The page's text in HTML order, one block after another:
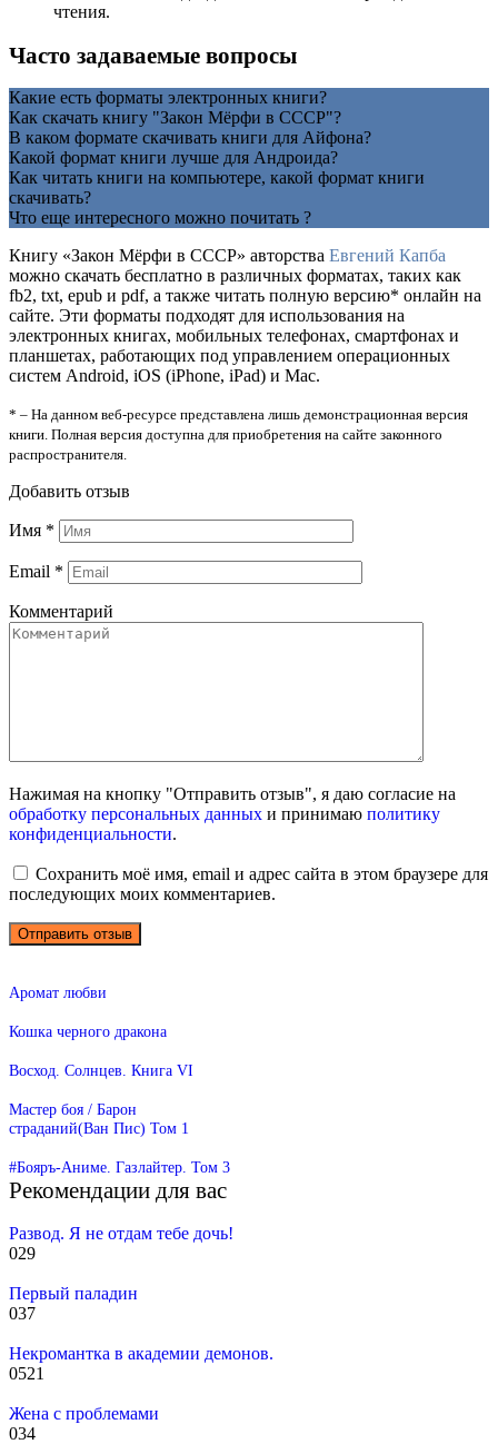
чтения.
Часто задаваемые вопросы
Какие есть форматы электронных книги?
Как скачать книгу "Закон Мёрфи в СССР"?
В каком формате скачивать книги для Айфона?
Какой формат книги лучше для Андроида?
Как читать книги на компьютере, какой формат книги
скачивать?
Что еще интересного можно почитать ?
Книгу «Закон Мёрфи в СССР» авторства Евгений Капба
можно скачать бесплатно в различных форматах, таких как
fb2, txt, epub и pdf, а также читать полную версию* онлайн на
сайте. Эти форматы подходят для использования на
электронных книгах, мобильных телефонах, смартфонах и
планшетах, работающих под управлением операционных
систем Android, iOS (iPhone, iPad) и Mac.
* – На данном веб-ресурсе представлена лишь демонстрационная версия
книги. Полная версия доступна для приобретения на сайте законного
распространителя.
Добавить отзыв
Имя *
Email *
Комментарий
Нажимая на кнопку "Отправить отзыв", я даю согласие на
обработку персональных данных и принимаю политику
конфиденциальности.
Сохранить моё имя, email и адрес сайта в этом браузере для
последующих моих комментариев.
Аромат любви
Кошка черного дракона
Восход. Солнцев. Книга VI
Мастер боя / Барон
страданий(Ван Пис) Том 1
#Бояръ-Аниме. Газлайтер. Том 3
Рекомендации для вас
Развод. Я не отдам тебе дочь!
029
Первый паладин
037
Некромантка в академии демонов.
0521
Жена с проблемами
034